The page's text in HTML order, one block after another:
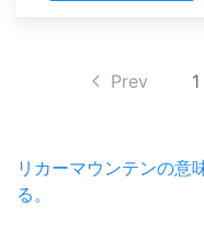
Prev 1
リカーマウンテンの意
る。